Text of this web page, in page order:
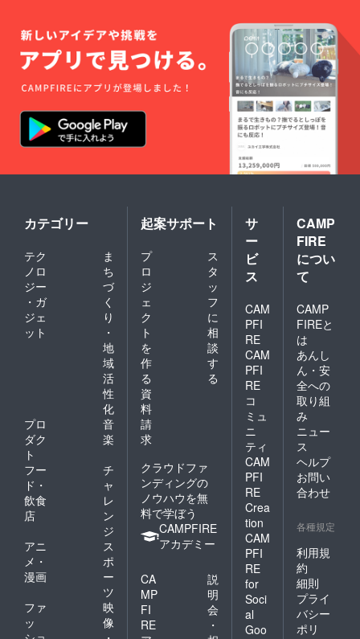
カテゴリー
テク
ノロ
ジー
・ガ
ジェ
ット
ま
ち
づ
く
り
・
地
域
活
性
化
プロ
ダク
ト
音
楽
フー
ド・
飲食
店
チ
ャ
レ
ン
ジ
アニ
メ・
漫画
ス
ポ
ー
ツ
ファ
ッ
映
像
起案サポート
プ
ロ
ジ
ェ
ク
ト
を
作
る
ス
タ
ッ
フ
に
相
談
す
る
資
料
請
求
クラウドファ
ンディングの
ノウハウを無
料で学ぼう
CAMPFIRE
アカデミー
CA
MP
FI
RE
説
明
会
・
サ
ー
ビ
ス
CAM
PFI
RE
CAM
PFI
RE
コ
ミュ
ニ
ティ
CAM
PFI
RE
Crea
tion
CAM
PFI
RE
for
Soci
al
Goo
CAMP
FIRE
につい
て
CAMP
FIREと
は
あんし
ん・安
全への
取り組
み
ニュー
ス
ヘルプ
お問い
合わせ
各種規定
利用規
約
細則
プライ
バシー
ポリ